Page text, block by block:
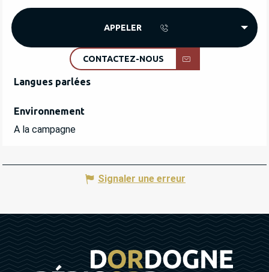
APPELER
CONTACTEZ-NOUS
Langues parlées
Langues parlées
Environnement
Environnement
A la campagne
Signaler une erreur